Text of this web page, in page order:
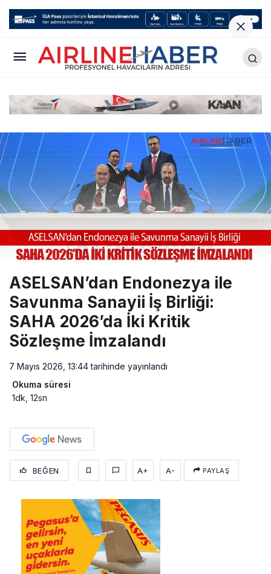
ASELSAN’dan Endonezya ile
Savunma Sanayii İş Birliği:
SAHA 2026’da İki Kritik
Sözleşme İmzalandı
7 Mayıs 2026, 13:44tarihinde yayınlandı
Okuma süresi
1dk, 12sn
BEĞEN A+ A- PAYLAŞ